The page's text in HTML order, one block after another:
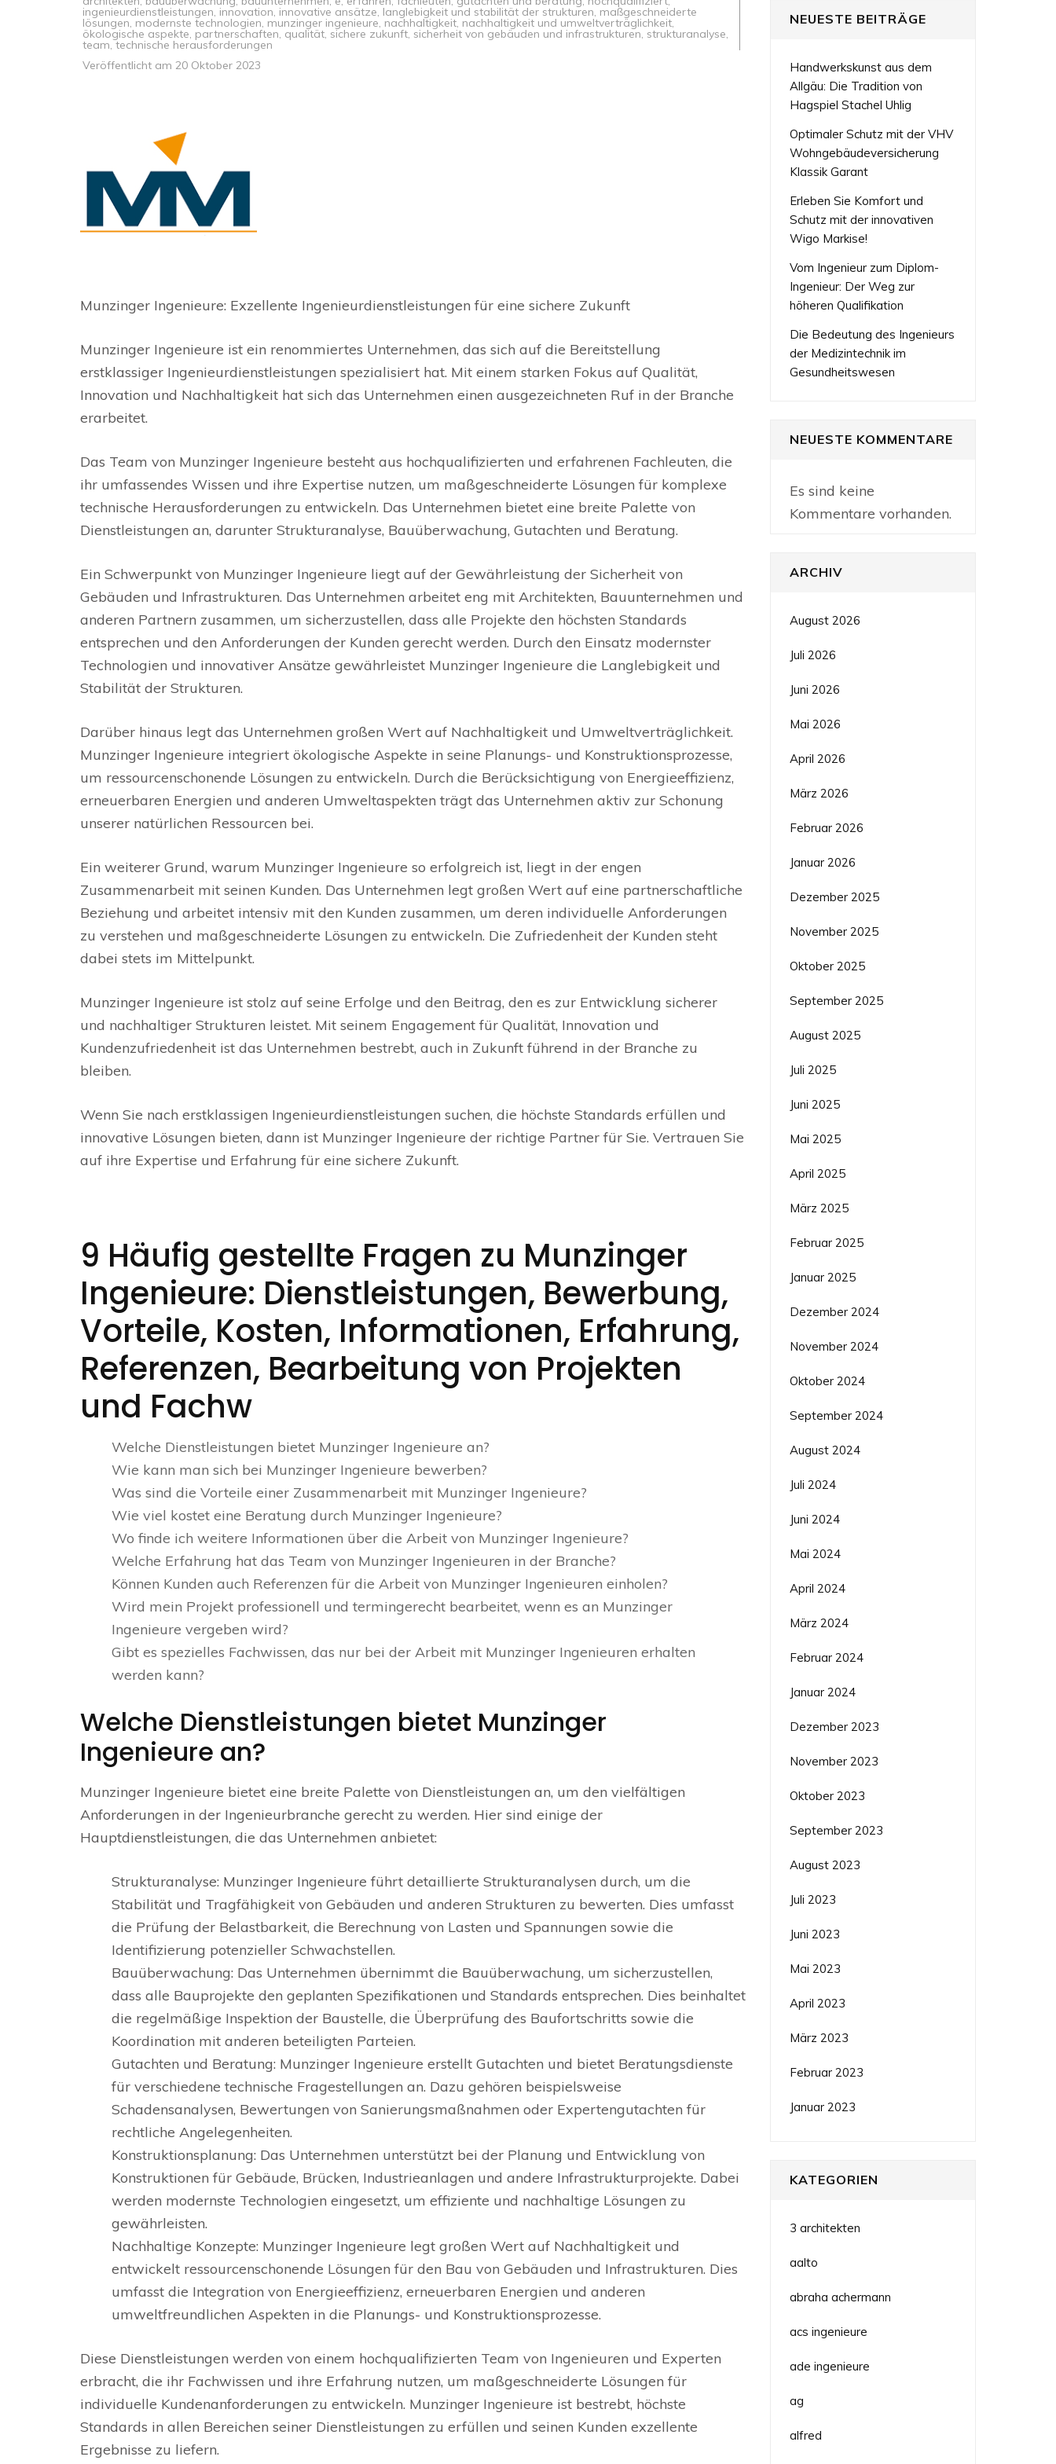
ingenieurdienstleistungen, innovation, innovative ansätze, langlebigkeit und stabilität der strukturen, maßgeschneiderte
lösungen, modernste technologien, munzinger ingenieure, nachhaltigkeit, nachhaltigkeit und umweltverträglichkeit,
ökologische aspekte, partnerschaften, qualität, sichere zukunft, sicherheit von gebäuden und infrastrukturen, strukturanalyse,
team,technische herausforderungen
Veröffentlicht am 20 Oktober 2023
Munzinger Ingenieure: Exzellente Ingenieurdienstleistungen für eine sichere Zukunft
Munzinger Ingenieure ist ein renommiertes Unternehmen, das sich auf die Bereitstellung
erstklassiger Ingenieurdienstleistungen spezialisiert hat. Mit einem starken Fokus auf Qualität,
Innovation und Nachhaltigkeit hat sich das Unternehmen einen ausgezeichneten Ruf in der Branche
erarbeitet.
Das Team von Munzinger Ingenieure besteht aus hochqualifizierten und erfahrenen Fachleuten, die
ihr umfassendes Wissen und ihre Expertise nutzen, um maßgeschneiderte Lösungen für komplexe
technische Herausforderungen zu entwickeln. Das Unternehmen bietet eine breite Palette von
Dienstleistungen an, darunter Strukturanalyse, Bauüberwachung, Gutachten und Beratung.
Ein Schwerpunkt von Munzinger Ingenieure liegt auf der Gewährleistung der Sicherheit von
Gebäuden und Infrastrukturen. Das Unternehmen arbeitet eng mit Architekten, Bauunternehmen und
anderen Partnern zusammen, um sicherzustellen, dass alle Projekte den höchsten Standards
entsprechen und den Anforderungen der Kunden gerecht werden. Durch den Einsatz modernster
Technologien und innovativer Ansätze gewährleistet Munzinger Ingenieure die Langlebigkeit und
Stabilität der Strukturen.
Darüber hinaus legt das Unternehmen großen Wert auf Nachhaltigkeit und Umweltverträglichkeit.
Munzinger Ingenieure integriert ökologische Aspekte in seine Planungs- und Konstruktionsprozesse,
um ressourcenschonende Lösungen zu entwickeln. Durch die Berücksichtigung von Energieeffizienz,
erneuerbaren Energien und anderen Umweltaspekten trägt das Unternehmen aktiv zur Schonung
unserer natürlichen Ressourcen bei.
Ein weiterer Grund, warum Munzinger Ingenieure so erfolgreich ist, liegt in der engen
Zusammenarbeit mit seinen Kunden. Das Unternehmen legt großen Wert auf eine partnerschaftliche
Beziehung und arbeitet intensiv mit den Kunden zusammen, um deren individuelle Anforderungen
zu verstehen und maßgeschneiderte Lösungen zu entwickeln. Die Zufriedenheit der Kunden steht
dabei stets im Mittelpunkt.
Munzinger Ingenieure ist stolz auf seine Erfolge und den Beitrag, den es zur Entwicklung sicherer
und nachhaltiger Strukturen leistet. Mit seinem Engagement für Qualität, Innovation und
Kundenzufriedenheit ist das Unternehmen bestrebt, auch in Zukunft führend in der Branche zu
bleiben.
Wenn Sie nach erstklassigen Ingenieurdienstleistungen suchen, die höchste Standards erfüllen und
innovative Lösungen bieten, dann ist Munzinger Ingenieure der richtige Partner für Sie. Vertrauen Sie
auf ihre Expertise und Erfahrung für eine sichere Zukunft.
9 Häufig gestellte Fragen zu Munzinger
Ingenieure: Dienstleistungen, Bewerbung,
Vorteile, Kosten, Informationen, Erfahrung,
Referenzen, Bearbeitung von Projekten
und Fachw
Welche Dienstleistungen bietet Munzinger Ingenieure an?
Wie kann man sich bei Munzinger Ingenieure bewerben?
Was sind die Vorteile einer Zusammenarbeit mit Munzinger Ingenieure?
Wie viel kostet eine Beratung durch Munzinger Ingenieure?
Wo finde ich weitere Informationen über die Arbeit von Munzinger Ingenieure?
Welche Erfahrung hat das Team von Munzinger Ingenieuren in der Branche?
Können Kunden auch Referenzen für die Arbeit von Munzinger Ingenieuren einholen?
Wird mein Projekt professionell und termingerecht bearbeitet, wenn es an Munzinger
Ingenieure vergeben wird?
Gibt es spezielles Fachwissen, das nur bei der Arbeit mit Munzinger Ingenieuren erhalten
werden kann?
Welche Dienstleistungen bietet Munzinger
Ingenieure an?
Munzinger Ingenieure bietet eine breite Palette von Dienstleistungen an, um den vielfältigen
Anforderungen in der Ingenieurbranche gerecht zu werden. Hier sind einige der
Hauptdienstleistungen, die das Unternehmen anbietet:
Strukturanalyse: Munzinger Ingenieure führt detaillierte Strukturanalysen durch, um die
Stabilität und Tragfähigkeit von Gebäuden und anderen Strukturen zu bewerten. Dies umfasst
die Prüfung der Belastbarkeit, die Berechnung von Lasten und Spannungen sowie die
Identifizierung potenzieller Schwachstellen.
Bauüberwachung: Das Unternehmen übernimmt die Bauüberwachung, um sicherzustellen,
dass alle Bauprojekte den geplanten Spezifikationen und Standards entsprechen. Dies beinhaltet
die regelmäßige Inspektion der Baustelle, die Überprüfung des Baufortschritts sowie die
Koordination mit anderen beteiligten Parteien.
Gutachten und Beratung: Munzinger Ingenieure erstellt Gutachten und bietet Beratungsdienste
für verschiedene technische Fragestellungen an. Dazu gehören beispielsweise
Schadensanalysen, Bewertungen von Sanierungsmaßnahmen oder Expertengutachten für
rechtliche Angelegenheiten.
Konstruktionsplanung: Das Unternehmen unterstützt bei der Planung und Entwicklung von
Konstruktionen für Gebäude, Brücken, Industrieanlagen und andere Infrastrukturprojekte. Dabei
werden modernste Technologien eingesetzt, um effiziente und nachhaltige Lösungen zu
gewährleisten.
Nachhaltige Konzepte: Munzinger Ingenieure legt großen Wert auf Nachhaltigkeit und
entwickelt ressourcenschonende Lösungen für den Bau von Gebäuden und Infrastrukturen. Dies
umfasst die Integration von Energieeffizienz, erneuerbaren Energien und anderen
umweltfreundlichen Aspekten in die Planungs- und Konstruktionsprozesse.
Diese Dienstleistungen werden von einem hochqualifizierten Team von Ingenieuren und Experten
erbracht, die ihr Fachwissen und ihre Erfahrung nutzen, um maßgeschneiderte Lösungen für
individuelle Kundenanforderungen zu entwickeln. Munzinger Ingenieure ist bestrebt, höchste
Standards in allen Bereichen seiner Dienstleistungen zu erfüllen und seinen Kunden exzellente
Ergebnisse zu liefern.
NEUESTE BEITRÄGE
Handwerkskunst aus dem
Allgäu: Die Tradition von
Hagspiel Stachel Uhlig
Optimaler Schutz mit der VHV
Wohngebäudeversicherung
Klassik Garant
Erleben Sie Komfort und
Schutz mit der innovativen
Wigo Markise!
Vom Ingenieur zum Diplom-
Ingenieur: Der Weg zur
höheren Qualifikation
Die Bedeutung des Ingenieurs
der Medizintechnik im
Gesundheitswesen
NEUESTE KOMMENTARE
Es sind keine
Kommentare vorhanden.
ARCHIV
August 2026
Juli 2026
Juni 2026
Mai 2026
April 2026
März 2026
Februar 2026
Januar 2026
Dezember 2025
November 2025
Oktober 2025
September 2025
August 2025
Juli 2025
Juni 2025
Mai 2025
April 2025
März 2025
Februar 2025
Januar 2025
Dezember 2024
November 2024
Oktober 2024
September 2024
August 2024
Juli 2024
Juni 2024
Mai 2024
April 2024
März 2024
Februar 2024
Januar 2024
Dezember 2023
November 2023
Oktober 2023
September 2023
August 2023
Juli 2023
Juni 2023
Mai 2023
April 2023
März 2023
Februar 2023
Januar 2023
KATEGORIEN
3 architekten
aalto
abraha achermann
acs ingenieure
ade ingenieure
ag
alfred